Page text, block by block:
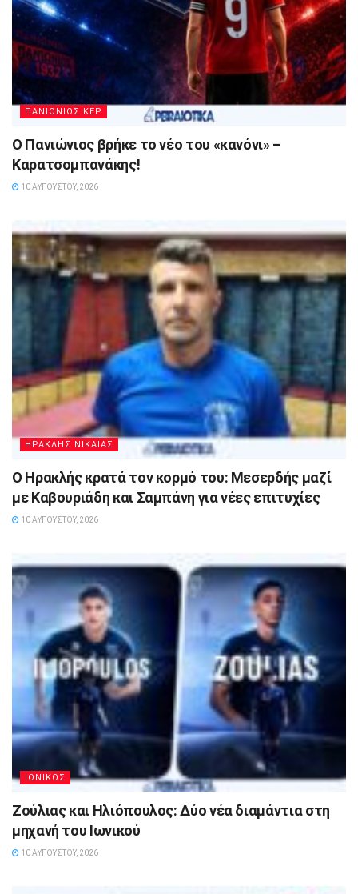
ΠΑΝΙΩΝΙΟΣ ΚΕΡ
Ο Πανιώνιος βρήκε το νέο του «κανόνι» –
Καρατσομπανάκης!
10 ΑΥΓΟΎΣΤΟΥ, 2026
ΗΡΑΚΛΗΣ ΝΙΚΑΙΑΣ
Ο Ηρακλής κρατά τον κορμό του: Μεσερδής μαζί
με Καβουριάδη και Σαμπάνη για νέες επιτυχίες
10 ΑΥΓΟΎΣΤΟΥ, 2026
ΙΩΝΙΚΟΣ
Ζούλιας και Ηλιόπουλος: Δύο νέα διαμάντια στη
μηχανή του Ιωνικού
10 ΑΥΓΟΎΣΤΟΥ, 2026